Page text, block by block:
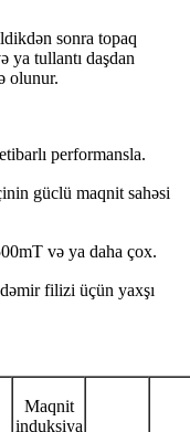
sonra topaq
ya tullantı daşdan
olunur.
performansla.
güclü maqnit sahəsi
və ya daha çox.
filizi üçün yaxşı
Maqnit
induksiya